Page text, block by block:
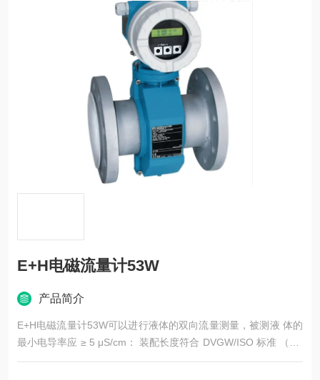
E+H电磁流量计53W
产品简介
E+H电磁流量计53W可以进行液体的双向流量测量，被测液 体的
最小电导率应 ≥ 5 μS/cm： 装配长度符合 DVGW/ISO 标准 （DV
GW：德国气体与水协会 ） 专用测量管内衬采用聚氨酯或硬橡胶